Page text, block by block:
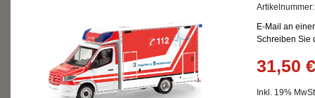
E-Mail an
Schreiben Sie
31,50 €
Inkl. 19%